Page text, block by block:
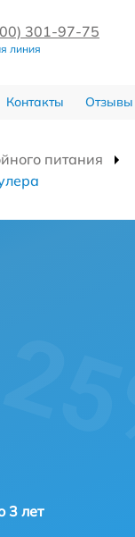
301-97-75
линия
Контакты Отзывы
питания
3 лет